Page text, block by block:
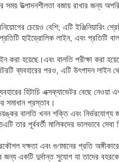
উত্পাদনশীলতা বজায় রাখার জন্য
চেয়েও বেশি; এটি ইঞ্জিনিয়ারিং
হাইড্রোলিক লাইন, এবং প্রতিটি
করা হয়েছে।এবং বালতি পরীক্ষা করা
ব্যবহারের পরও, এটি উৎপাদন
হিটাচি এক্সক্যাভেটর বেছে নেওয়া
সমাধান প্রস্তাব।
বালতি খনন শক্তি এবং নির্ভরযোগ্য
তার পূর্ববর্তী মালিকদের ভালভাবে
দক্ষতা এবং গুণমানের প্রতি
একটি দুর্দান্ত সুযোগ যা তাদের